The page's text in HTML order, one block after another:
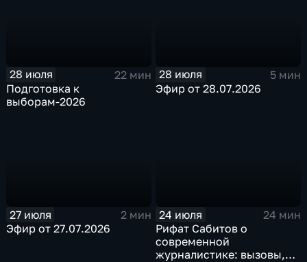
28 июля
22 мин
Подготовка к
выборам-2026
28 июля
5 мин
Эфир от 28.07.2026
27 июля
2 мин
Эфир от 27.07.2026
24 июля
24 мин
Рифат Сабитов о
современной
журналистике: вызовы,